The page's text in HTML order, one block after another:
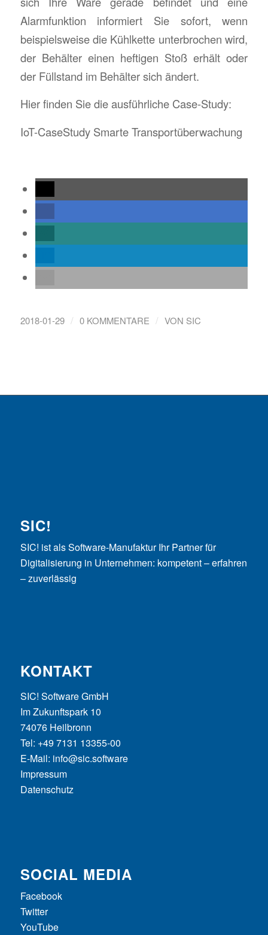
Alarmfunktion informiert Sie sofort, wenn
beispielsweise die Kühlkette unterbrochen wird,
der Behälter einen heftigen Stoß erhält oder
der Füllstand im Behälter sich ändert.
Hier finden Sie die ausführliche Case-Study:
IoT-CaseStudy Smarte Transportüberwachung
2018-01-29 / 0 KOMMENTARE / VON SIC
SIC!
SIC! ist als Software-Manufaktur Ihr Partner für
Digitalisierung in Unternehmen: kompetent – erfahren
– zuverlässig
KONTAKT
SIC! Software GmbH
Im Zukunftspark 10
74076 Heilbronn
Tel: +49 7131 13355-00
E-Mail: info@sic.software
Impressum
Datenschutz
SOCIAL MEDIA
Facebook
Twitter
YouTube